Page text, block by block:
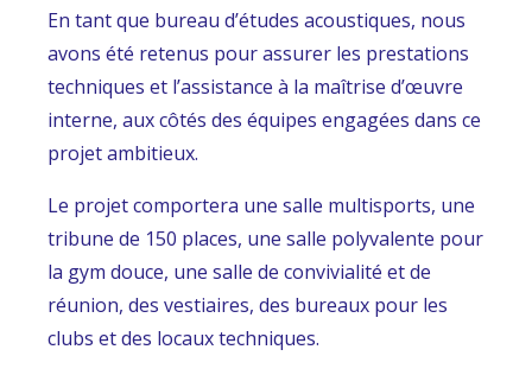
En tant que bureau d’études acoustiques, nous
avons été retenus pour assurer les prestations
techniques et l’assistance à la maîtrise d’œuvre
interne, aux côtés des équipes engagées dans ce
projet ambitieux.
Le projet comportera une salle multisports, une
tribune de 150 places, une salle polyvalente pour
la gym douce, une salle de convivialité et de
réunion, des vestiaires, des bureaux pour les
clubs et des locaux techniques.